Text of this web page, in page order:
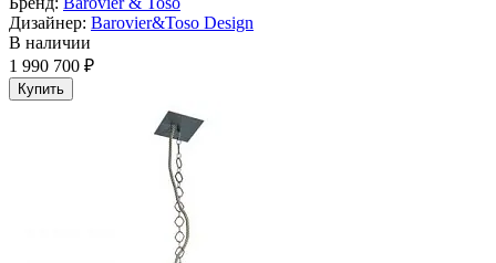
Дизайнер: Barovier&Toso Design
В наличии
1 990 700 ₽
Купить